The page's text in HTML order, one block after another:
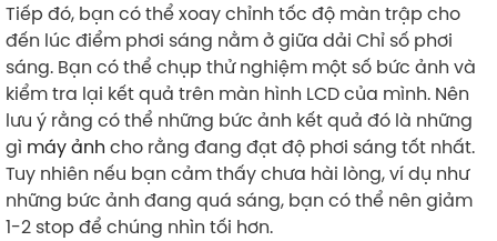
Tiếp đó, bạn có thể xoay chỉnh tốc độ màn trập cho
đến lúc điểm phơi sáng nằm ở giữa dải Chỉ số phơi
sáng. Bạn có thể chụp thử nghiệm một số bức ảnh và
kiểm tra lại kết quả trên màn hình LCD của mình. Nên
lưu ý rằng có thể những bức ảnh kết quả đó là những
gì máy ảnh cho rằng đang đạt độ phơi sáng tốt nhất.
Tuy nhiên nếu bạn cảm thấy chưa hài lòng, ví dụ như
những bức ảnh đang quá sáng, bạn có thể nên giảm
1-2 stop để chúng nhìn tối hơn.